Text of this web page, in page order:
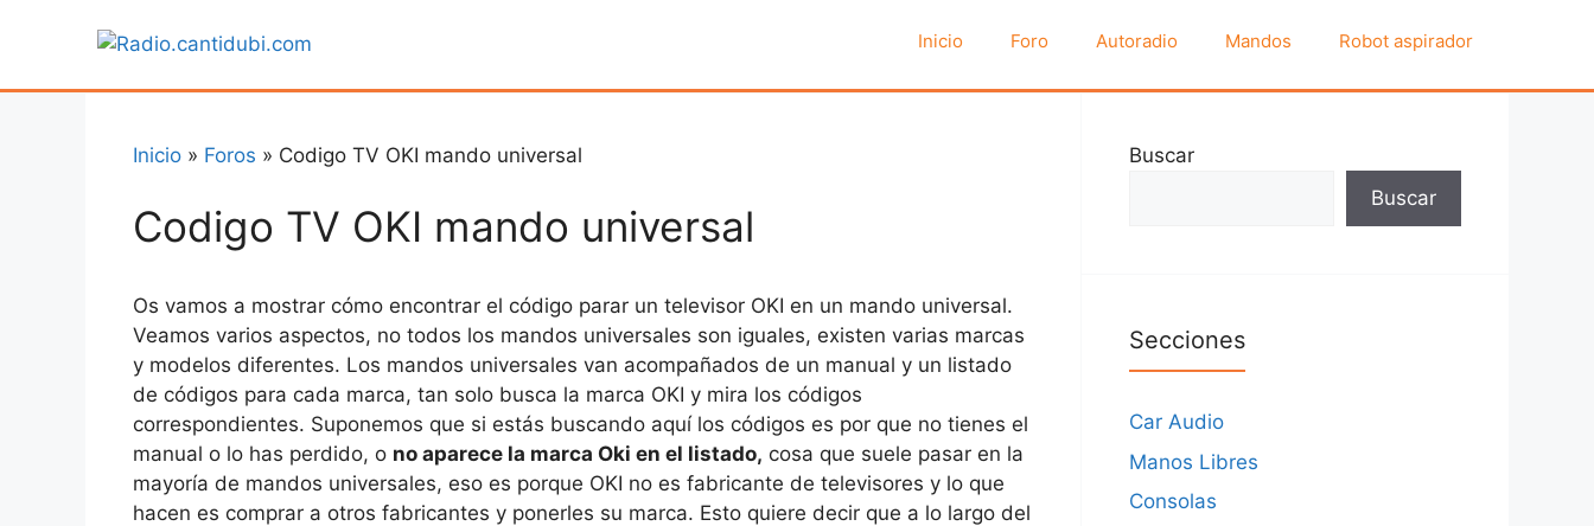
Inicio Foro Autoradio Mandos Robot aspirador
Inicio » Foros » Codigo TV OKI mando universal
Codigo TV OKI mando universal
Os vamos a mostrar cómo encontrar el código parar un televisor OKI en un mando universal.
Veamos varios aspectos, no todos los mandos universales son iguales, existen varias marcas
y modelos diferentes. Los mandos universales van acompañados de un manual y un listado
de códigos para cada marca, tan solo busca la marca OKI y mira los códigos
correspondientes. Suponemos que si estás buscando aquí los códigos es por que no tienes el
manual o lo has perdido, o no aparece la marca Oki en el listado, cosa que suele pasar en la
mayoría de mandos universales, eso es porque OKI no es fabricante de televisores y lo que
hacen es comprar a otros fabricantes y ponerles su marca. Esto quiere decir que a lo largo del
Buscar
Buscar
Secciones
Car Audio
Manos Libres
Consolas